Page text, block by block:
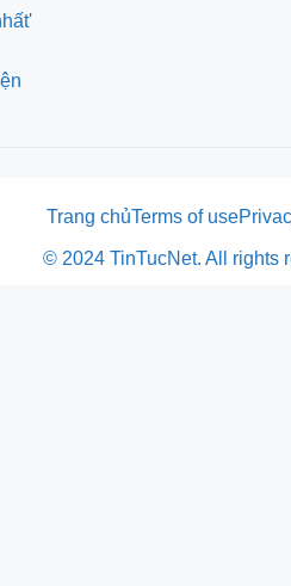
Trang chủTerms of use
© 2024 TinTucNet. All rights